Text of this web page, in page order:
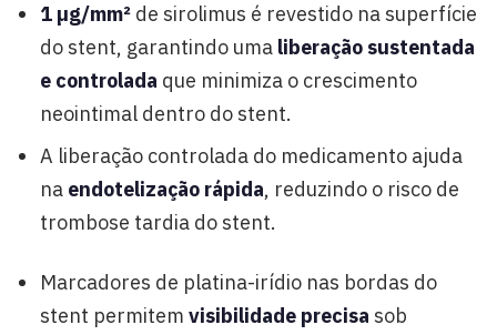
1 µg/mm² de sirolimus é revestido na superfície
do stent, garantindo uma liberação sustentada
e controlada que minimiza o crescimento
neointimal dentro do stent.
A liberação controlada do medicamento ajuda
na endotelização rápida, reduzindo o risco de
trombose tardia do stent.
Marcadores de platina-irídio nas bordas do
stent permitem visibilidade precisa sob